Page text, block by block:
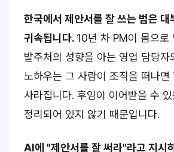
한국에서 제안서를 잘 쓰는 법은 대
귀속됩니다. 10년 차 PM이 몸으로
발주처의 성향을 아는 영업 담당자
노하우는 그 사람이 조직을 떠나면
사라집니다. 후임이 이어받을 수
정리되어 있지 않기 때문입니다.
AI에 "제안서를 잘 써라"라고 지시